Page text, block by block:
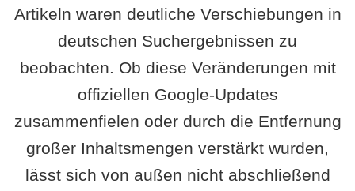
Artikeln waren deutliche Verschiebungen in
deutschen Suchergebnissen zu
beobachten. Ob diese Veränderungen mit
offiziellen Google-Updates
zusammenfielen oder durch die Entfernung
großer Inhaltsmengen verstärkt wurden,
lässt sich von außen nicht abschließend